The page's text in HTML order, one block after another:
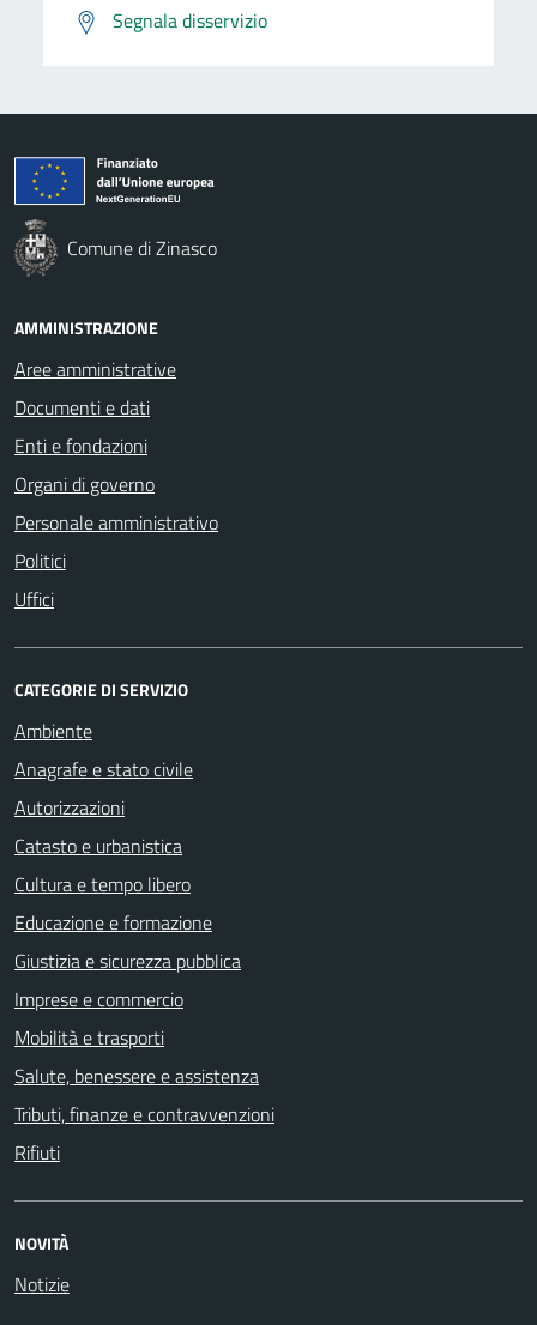
Segnala disservizio
Comune di Zinasco
AMMINISTRAZIONE
Aree amministrative
Documenti e dati
Enti e fondazioni
Organi di governo
Personale amministrativo
Politici
Uffici
CATEGORIE DI SERVIZIO
Ambiente
Anagrafe e stato civile
Autorizzazioni
Catasto e urbanistica
Cultura e tempo libero
Educazione e formazione
Giustizia e sicurezza pubblica
Imprese e commercio
Mobilità e trasporti
Salute, benessere e assistenza
Tributi, finanze e contravvenzioni
Rifiuti
NOVITÀ
Notizie